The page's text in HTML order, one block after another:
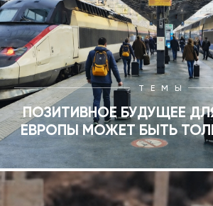
ТЕМЫ
ПОЗИТИВНОЕ БУДУЩЕЕ
ЕВРОПЫ МОЖЕТ БЫТЬ